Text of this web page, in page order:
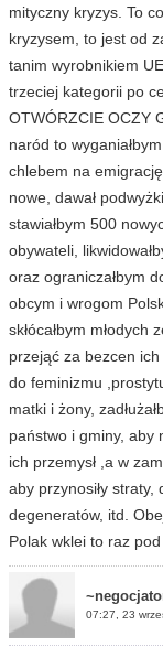
mityczny kryzys. To
kryzysem, to jest od
tanim wyrobnikiem
trzeciej kategorii po
OTWÓRZCIE OCZY
naród to
chlebem na
nowe, dawał
stawiałbym 500
obywateli,
oraz ograniczałbym
obcym i wrogom
skłócałbym
przejąć za bezcen
do feminizmu
matki i żony,
państwo i gminy, aby
ich przemysł ,a w
aby przynosiły straty,
degeneratów, itd.
Polak wklei to raz pod
07:27, 23